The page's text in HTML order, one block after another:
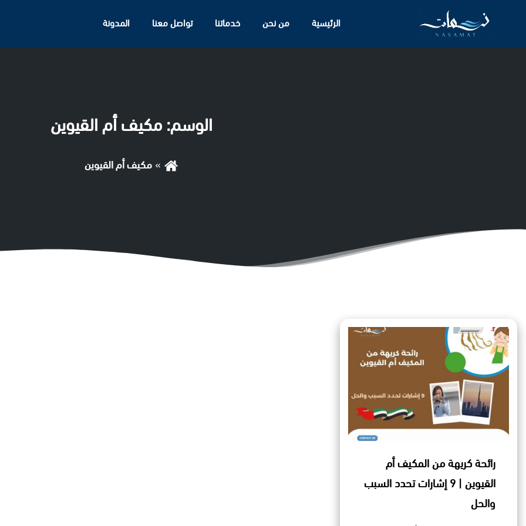
الرئيسية من نحن خدماتنا تواصل معنا المدونة
الوسم: مكيف أم القيوين
مكيف أم القيوين
رائحة كريهة من المكيف أم
القيوين | 9 إشارات تحدد السبب
والحل